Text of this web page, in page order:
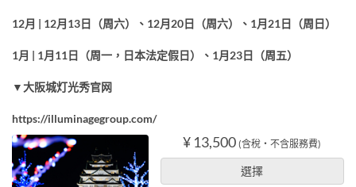
12月 | 12月13日（周六）、12月20日（周六）、1月21日（周日）
1月 | 1月11日（周一，日本法定假日）、1月23日（周五）
▼大阪城灯光秀官网
https://illuminagegroup.com/
¥ 13,500 (含稅・不含服務費)
選擇